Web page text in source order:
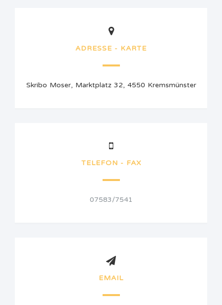
ADRESSE - KARTE
Skribo Moser, Marktplatz 32, 4550 Kremsmünster
TELEFON - FAX
07583/7541
EMAIL